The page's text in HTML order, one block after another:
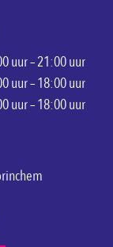
uur – 21:00 uur
uur – 18:00 uur
uur – 18:00 uur